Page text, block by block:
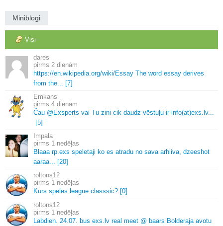
Miniblogi
Visi
dares
2 dienām
https://en. wikipedia. org/wiki/Essay The word essay derives
from the.
[7]
Emkans
4 dienām
Čau @Exsperts vai Tu zini cik daudz vēstuļu ir info(at)exs. lv.
[5]
Impala
1 nedēļas
Blaaa rp. exs speletaji ko es atradu no sava arhiiva, dzeeshot
aaraa.
[20]
roltons12
1 nedēļas
Kurs speles league classsic? [0]
roltons12
1 nedēļas
Labdien. 24. 07. bus exs. lv real meet @ baars Bolderaja avotu